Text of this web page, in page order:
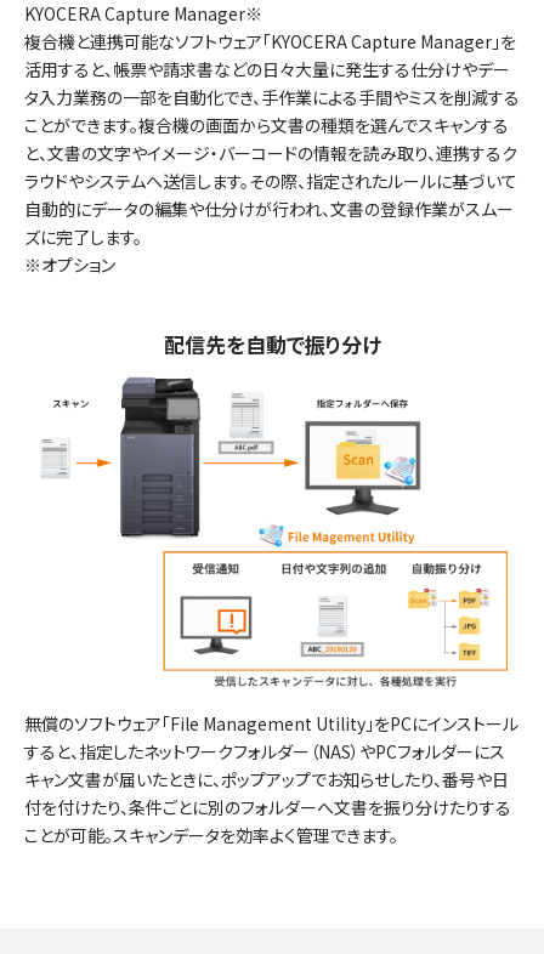
KYOCERA Capture Manager※
複合機と連携可能なソフトウェア「KYOCERA Capture Manager」を
活用すると、帳票や請求書などの日々大量に発生する仕分けやデー
タ入力業務の一部を自動化でき、手作業による手間やミスを削減する
ことができます。複合機の画面から文書の種類を選んでスキャンする
と、文書の文字やイメージ・バーコードの情報を読み取り、連携するク
ラウドやシステムへ送信します。その際、指定されたルールに基づいて
自動的にデータの編集や仕分けが行われ、文書の登録作業がスムー
ズに完了します。
※オプション
配信先を自動で振り分け
無償のソフトウェア「File Management Utility」をPCにインストール
すると、指定したネットワークフォルダー（NAS）やPCフォルダーにス
キャン文書が届いたときに、ポップアップでお知らせしたり、番号や日
付を付けたり、条件ごとに別のフォルダーへ文書を振り分けたりする
ことが可能。スキャンデータを効率よく管理できます。